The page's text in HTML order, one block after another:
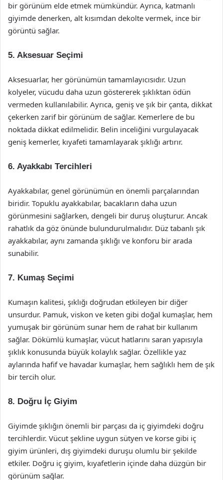
bir görünüm elde etmek mümkündür. Ayrıca, katmanlı
giyimde denerken, alt kısımdan dekolte vermek, ince bir
görüntü sağlar.
5. Aksesuar Seçimi
Aksesuarlar, her görünümün tamamlayıcısıdır. Uzun
kolyeler, vücudu daha uzun göstererek şıklıktan ödün
vermeden kullanılabilir. Ayrıca, geniş ve şık bir çanta, dikkat
çekerken zarif bir görünüm de sağlar. Kemerlere de bu
noktada dikkat edilmelidir. Belin inceliğini vurgulayacak
geniş kemerler, kıyafeti tamamlayarak şıklığı artırır.
6. Ayakkabı Tercihleri
Ayakkabılar, genel görünümün en önemli parçalarından
biridir. Topuklu ayakkabılar, bacakların daha uzun
görünmesini sağlarken, dengeli bir duruş oluşturur. Ancak
rahatlık da göz önünde bulundurulmalıdır. Düz tabanlı şık
ayakkabılar, aynı zamanda şıklığı ve konforu bir arada
sunabilir.
7. Kumaş Seçimi
Kumaşın kalitesi, şıklığı doğrudan etkileyen bir diğer
unsurdur. Pamuk, viskon ve keten gibi doğal kumaşlar, hem
yumuşak bir görünüm sunar hem de rahat bir kullanım
sağlar. Dökümlü kumaşlar, vücut hatlarını saran yapısıyla
şıklık konusunda büyük kolaylık sağlar. Özellikle yaz
aylarında hafif ve havadar kumaşlar, hem sağlıklı hem de şık
bir tercih olur.
8. Doğru İç Giyim
Giyimde şıklığın önemli bir parçası da iç giyimdeki doğru
tercihlerdir. Vücut şekline uygun sütyen ve korse gibi iç
giyim ürünleri, dış giyimdeki duruşu olumlu bir şekilde
etkiler. Doğru iç giyim, kıyafetlerin içinde daha düzgün bir
görünüm sağlar.